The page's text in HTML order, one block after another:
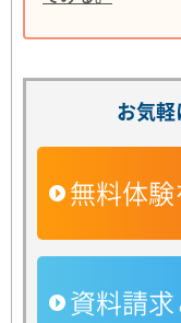
お気軽
無料体
資料請